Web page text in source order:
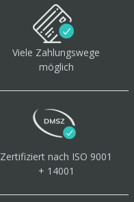
Viele Zahlungswege
möglich
Zertifiziert nach ISO 9001
+ 14001